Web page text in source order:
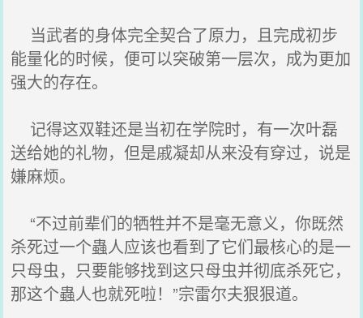
当武者的身体完全契合了原力，且完成初步
能量化的时候，便可以突破第一层次，成为更加
强大的存在。
记得这双鞋还是当初在学院时，有一次叶磊
送给她的礼物，但是戚凝却从来没有穿过，说是
嫌麻烦。
“不过前辈们的牺牲并不是毫无意义，你既然
杀死过一个蟲人应该也看到了它们最核心的是一
只母虫，只要能够找到这只母虫并彻底杀死它，
那这个蟲人也就死啦！”宗雷尔夫狠狠道。